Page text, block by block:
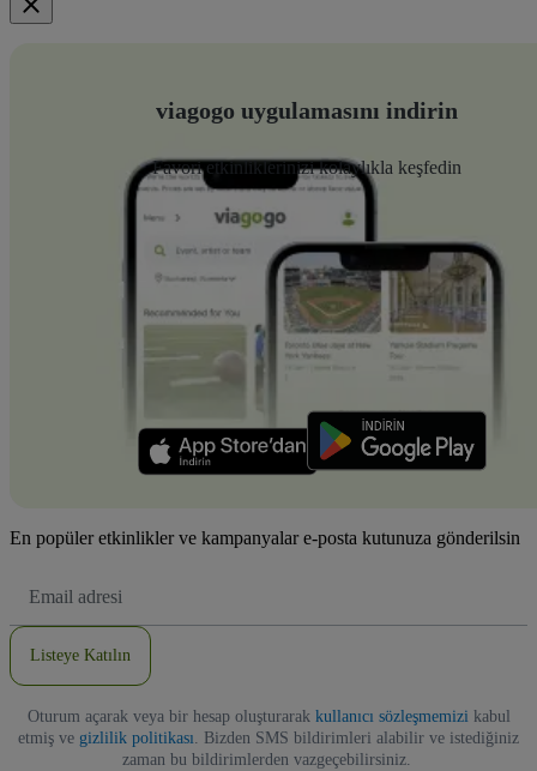
viagogo uygulamasını indirin
Favori etkinliklerinizi kolaylıkla keşfedin
En popüler etkinlikler ve kampanyalar e-posta kutunuza gönderilsin
posta
Listeye Katılın
Oturum açarak veya bir hesap oluşturarak kullanıcı sözleşmemizikabul
etmiş ve gizlilik politikası. Bizden SMS bildirimleri alabilir ve istediğiniz
zaman bu bildirimlerden vazgeçebilirsiniz.